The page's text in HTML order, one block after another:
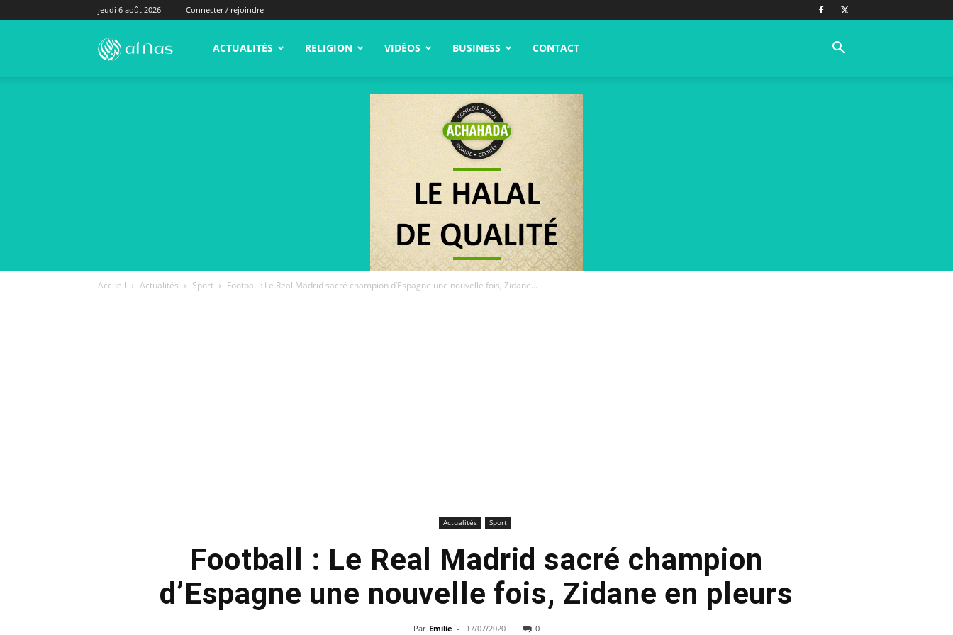
jeudi 6 août 2026 Connecter / rejoindre
alNas.fr ACTUALITÉS RELIGION VIDÉOS BUSINESS CONTACT
Accueil Actualités Sport Football : Le Real Madrid sacré champion d’Espagne une nouvelle fois, Zidane...
Actualités Sport
Football : Le Real Madrid sacré champion
d’Espagne une nouvelle fois, Zidane en pleurs
Par Emilie - 17/07/2020 0